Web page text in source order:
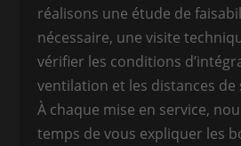
réalisons une étude de
nécessaire, une visite
vérifier les conditions
ventilation et les distances de
À chaque mise en service,
temps de vous expliquer les